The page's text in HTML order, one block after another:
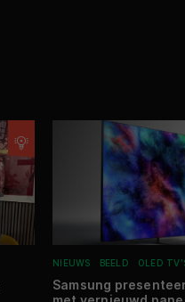
NIEUWS BEELD OLED
Samsung